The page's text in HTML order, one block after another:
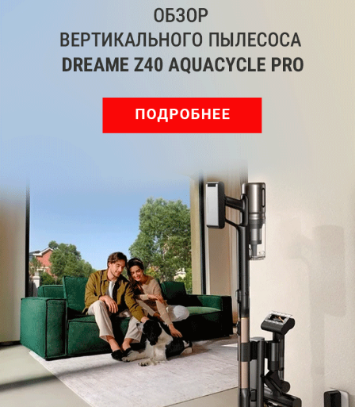
Читайте нас в соц. сетях
Telegram Одноклассники
Дзен
Комментарии
Мы знаем, вам есть что сказать!
ВойдитеилиЗарегистрируйтесь, чтобы
оставить комментарий
Рекомендуем